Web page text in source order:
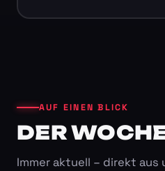
AUF EINEN BLICK
DER
Immer aktuell – direkt aus